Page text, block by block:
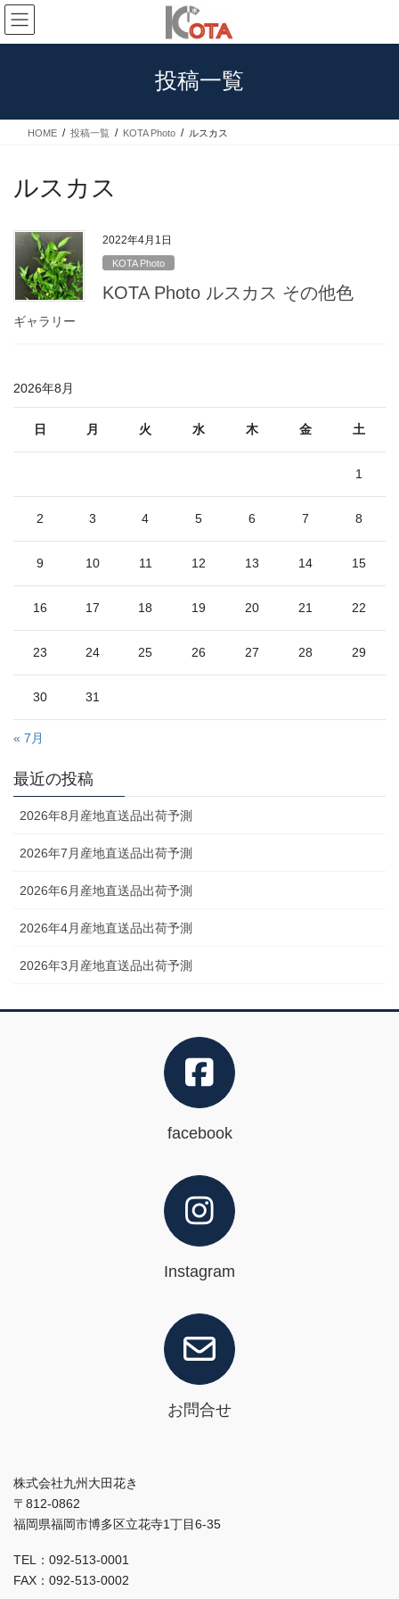
コ
ン
テ
ス
ナ
ビ
ゲ
ン
投稿一覧
HOME 投稿一覧 KOTA Photo ルスカス
ルスカス
2022年4月1日
KOTA Photo
KOTA Photo ルスカス その他色
ギャラリー
2026年8月
日 月 火 水 木 金 土
1
2 3 4 5 6 7 8
9 10 11 12 13 14 15
16 17 18 19 20 21 22
23 24 25 26 27 28 29
30 31
« 7月
最近の投稿
2026年8月産地直送品出荷予測
2026年7月産地直送品出荷予測
2026年6月産地直送品出荷予測
2026年4月産地直送品出荷予測
2026年3月産地直送品出荷予測
facebook
Instagram
お問合せ
株式会社九州大田花き
〒812-0862
福岡県福岡市博多区立花寺1丁目6-35
TEL：092-513-0001
FAX：092-513-0002